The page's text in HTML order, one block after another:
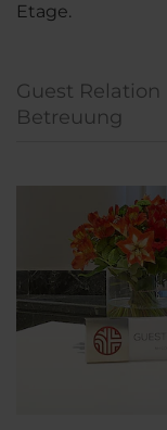
Etage.
Guest
Betreuung